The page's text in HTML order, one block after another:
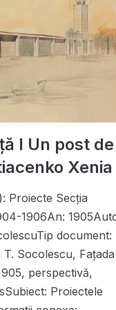
I Un post de
Xenia
Proiecte Secţia
1906An:
document:
Socolescu, Faţada
perspectivă,
Proiectele